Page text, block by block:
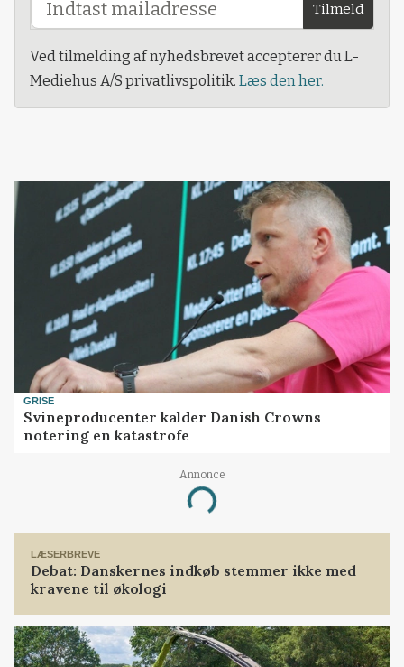
Tilmeld
Ved tilmelding af nyhedsbrevet accepterer du L-
Mediehus A/S privatlivspolitik. Læs den her.
GRISE
Svineproducenter kalder Danish Crowns
notering en katastrofe
Annonce
Loading...
LÆSERBREVE
Debat: Danskernes indkøb stemmer ikke med
kravene til økologi